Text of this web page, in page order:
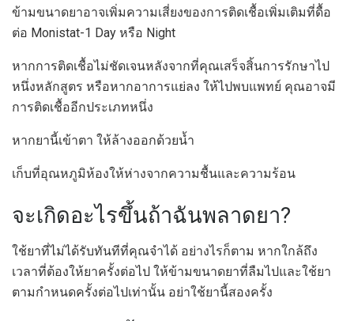
ข้ามขนาดยาอาจเพิ่มความเสี่ยงของการติดเชื้อเพิ่มเติมที่ดื้อ
ต่อ Monistat-1 Day หรือ Night
หากการติดเชื้อไม่ชัดเจนหลังจากที่คุณเสร็จสิ้นการรักษาไป
หนึ่งหลักสูตร หรือหากอาการแย่ลง ให้ไปพบแพทย์ คุณอาจมี
การติดเชื้ออีกประเภทหนึ่ง
หากยานี้เข้าตา ให้ล้างออกด้วยน้ำ
เก็บที่อุณหภูมิห้องให้ห่างจากความชื้นและความร้อน
จะเกิดอะไรขึ้นถ้าฉันพลาดยา?
ใช้ยาที่ไม่ได้รับทันทีที่คุณจำได้ อย่างไรก็ตาม หากใกล้ถึง
เวลาที่ต้องให้ยาครั้งต่อไป ให้ข้ามขนาดยาที่ลืมไปและใช้ยา
ตามกำหนดครั้งต่อไปเท่านั้น อย่าใช้ยานี้สองครั้ง